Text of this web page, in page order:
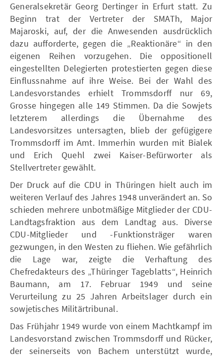
Generalsekretär Georg Dertinger in Erfurt statt. Zu
Beginn trat der Vertreter der SMATh, Major
Majaroski, auf, der die Anwesenden ausdrücklich
dazu aufforderte, gegen die „Reaktionäre“ in den
eigenen Reihen vorzugehen. Die oppositionell
eingestellten Delegierten protestierten gegen diese
Einflussnahme auf ihre Weise. Bei der Wahl des
Landesvorstandes erhielt Trommsdorff nur 69,
Grosse hingegen alle 149 Stimmen. Da die Sowjets
letzterem allerdings die Übernahme des
Landesvorsitzes untersagten, blieb der gefügigere
Trommsdorff im Amt. Immerhin wurden mit Bialek
und Erich Quehl zwei Kaiser-Befürworter als
Stellvertreter gewählt.
Der Druck auf die CDU in Thüringen hielt auch im
weiteren Verlauf des Jahres 1948 unverändert an. So
schieden mehrere unbotmäßige Mitglieder der CDU-
Landtagsfraktion aus dem Landtag aus. Diverse
CDU-Mitglieder und -Funktionsträger waren
gezwungen, in den Westen zu fliehen. Wie gefährlich
die Lage war, zeigte die Verhaftung des
Chefredakteurs des „Thüringer Tageblatts“, Heinrich
Baumann, am 17. Februar 1949 und seine
Verurteilung zu 25 Jahren Arbeitslager durch ein
sowjetisches Militärtribunal.
Das Frühjahr 1949 wurde von einem Machtkampf im
Landesvorstand zwischen Trommsdorff und Rücker,
der seinerseits von Bachem unterstützt wurde,